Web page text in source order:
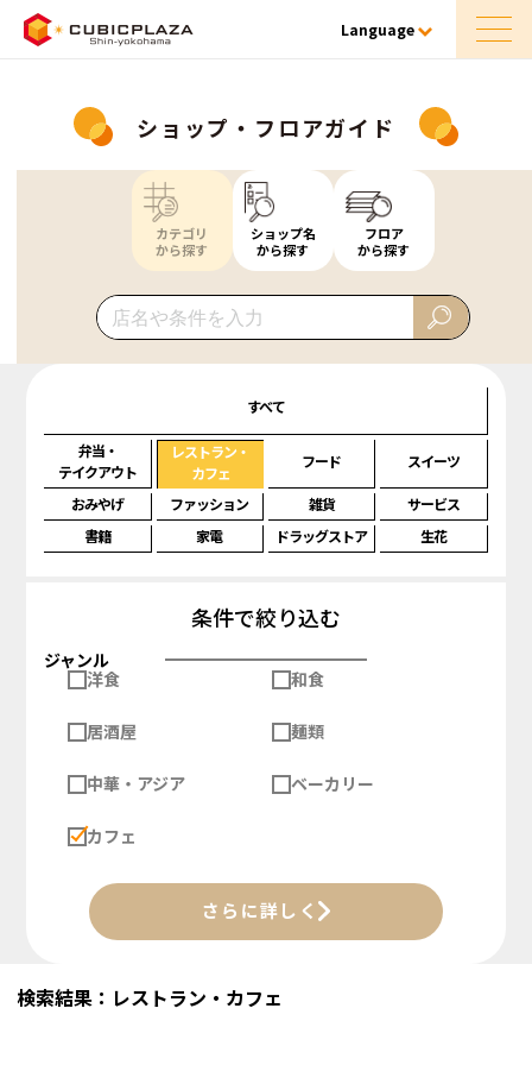
Language
ショップ・フロアガイド
カテゴリ
から探す
ショップ名
から探す
フロア
から探す
すべて
弁当・
テイクアウト
レストラン・
カフェ
フード スイーツ
おみやげ ファッション 雑貨
サービス
書籍
家電 ドラッグストア 生花
条件で絞り込む
ジャンル
洋食
和食
居酒屋 麺類
中華・アジア ベーカリー
カフェ
さらに詳しく
検索結果：レストラン・カフェ